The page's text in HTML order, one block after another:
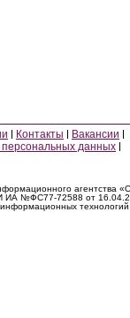
Контакты
Вакансии
персональных данных
агентства
ИА №ФС77-72588 от